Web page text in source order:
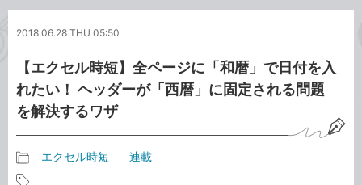
ッ
2018.06.28 THU 05:50
【エクセル時短】全ページに「和暦」で日付を入
れたい！ ヘッダーが「西暦」に固定される問題
を解決するワザ
エクセル時短 連載